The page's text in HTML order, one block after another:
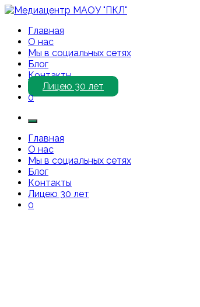
Перейти
содержимому
Медиацентр МАОУ "ПКЛ"
Приветствуем Вас на нашем сайте!
Главная
О нас
Мы в социальных сетях
Блог
Контакты
Лицею 30 лет
0
Главная
О нас
Мы в социальных сетях
Блог
Контакты
Лицею 30 лет
0